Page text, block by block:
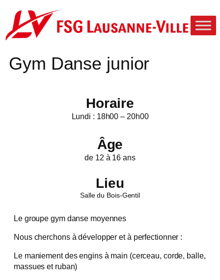
Aller
contenu
Gym Danse junior
Horaire
Lundi : 18h00 – 20h00
Âge
de 12 à 16 ans
Lieu
Salle du Bois-Gentil
Le groupe gym danse moyennes
Nous cherchons à développer et à perfectionner :
Le maniement des engins à main (cerceau, corde, balle,
massues et ruban)